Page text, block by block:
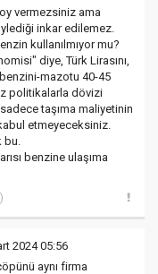
vermezsiniz ama
inkar edilemez.
kullanılmıyor mu?
diye, Türk Lirasını,
mazotu 40-45
politikalarla dövizi
taşıma maliyetinin
etmeyeceksiniz.
benzine ulaşıma
2024 05:56
aynı firma